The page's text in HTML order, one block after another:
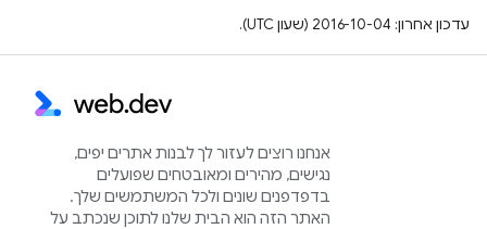
עדכון אחרון: 2016-10-04 (שעון UTC).
אנחנו רוצים לעזור לך לבנות אתרים יפים,
נגישים, מהירים ומאובטחים שפועלים
בדפדפנים שונים ולכל המשתמשים שלך.
האתר הזה הוא הבית שלנו לתוכן שנכתב על